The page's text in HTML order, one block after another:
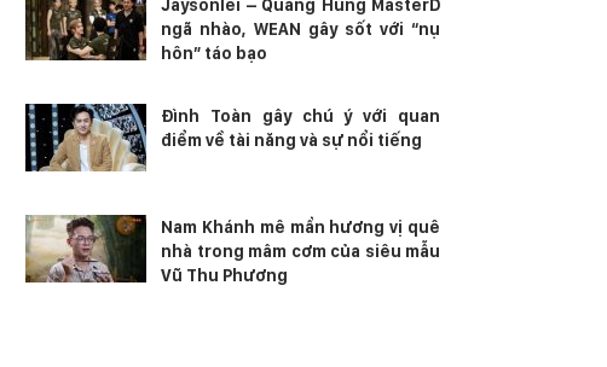
Jaysonlei – Quang Hùng MasterD
ngã nhào, WEAN gây sốt với “nụ
hôn” táo bạo
Đình Toàn gây chú ý với quan
điểm về tài năng và sự nổi tiếng
Nam Khánh mê mẩn hương vị quê
nhà trong mâm cơm của siêu mẫu
Vũ Thu Phương